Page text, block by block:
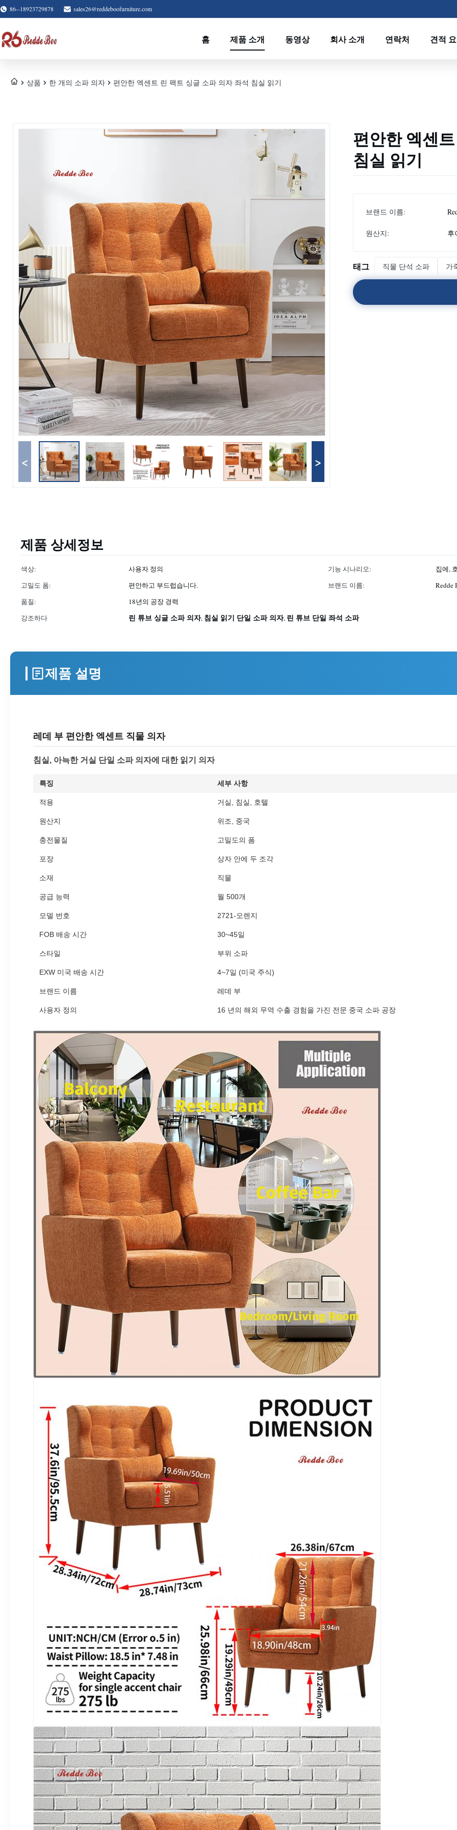
86--18923729878 sales26@reddeboofurniture.com
홈 제품 소개 동영상 회사 소개 연락처 견적
상품 한 개의 소파 의자 편안한 엑센트 린 팩트 싱글 소파 의자 좌석 침실 읽기
< >
편안한 엑센
침실 읽기
브랜드 이름:
원산지: 후
태그 직물 단석 소파 가
제품 상세정보
색상: 사용자 정의 기능 시나리오:
집에,
고밀도 폼:
편안하고 부드럽습니다. 브랜드 이름:
Redde
품질:
18년의 공장 경력
강조하다
린 튜브 싱글 소파 의자, 침실 읽기 단일 소파 의자, 린 튜브 단일 좌석 소파
제품 설명
레데 부 편안한 엑센트 직물 의자
침실, 아늑한 거실 단일 소파 의자에 대한 읽기 의자
특징 세부 사항
적용 거실, 침실, 호텔
원산지 위조, 중국
충전물질 고밀도의 폼
포장 상자 안에 두 조각
소재 직물
공급 능력 월 500개
모델 번호 2721-오렌지
FOB 배송 시간 30~45일
스타일 부위 소파
EXW 미국 배송 시간 4~7일 (미국 주식)
브랜드 이름 레데 부
사용자 정의 16 년의 해외 무역 수출 경험을 가진 전문 중국 소파 공장